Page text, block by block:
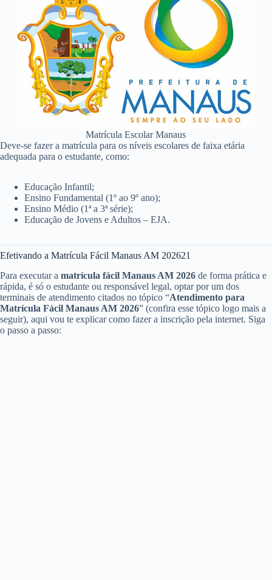
Matrícula Escolar Manaus
Deve-se fazer a matrícula para os níveis escolares de faixa etária
adequada para o estudante, como:
Educação Infantil;
Ensino Fundamental (1º ao 9º ano);
Ensino Médio (1ª a 3ª série);
Educação de Jovens e Adultos – EJA.
Efetivando a Matrícula Fácil Manaus AM 202621
Para executar a matrícula fácil Manaus AM 2026 de forma prática e
rápida, é só o estudante ou responsável legal, optar por um dos
terminais de atendimento citados no tópico “Atendimento para
Matrícula Fácil Manaus AM 2026” (confira esse tópico logo mais a
seguir), aqui vou te explicar como fazer a inscrição pela internet. Siga
o passo a passo: